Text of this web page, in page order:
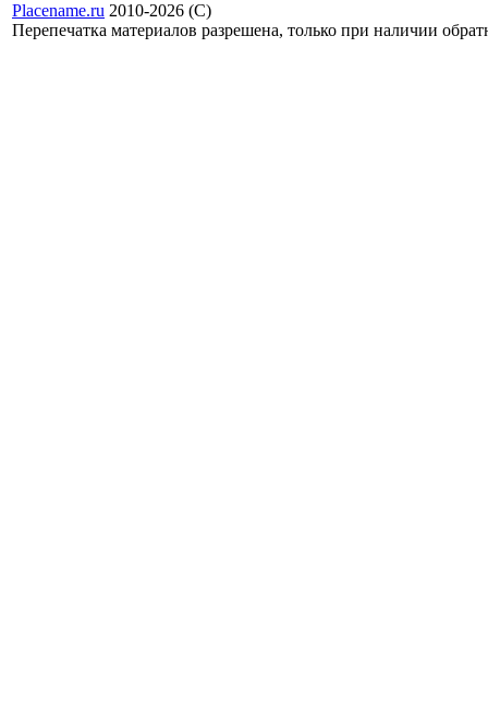
Placename.ru 2010-2026 (С)
Перепечатка материалов разрешена, только при наличии